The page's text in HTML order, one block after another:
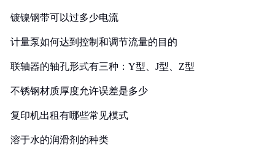
镀镍钢带可以过多少电流
计量泵如何达到控制和调节流量的目的
联轴器的轴孔形式有三种：Y型、J型、Z型
不锈钢材质厚度允许误差是多少
复印机出租有哪些常见模式
溶于水的润滑剂的种类